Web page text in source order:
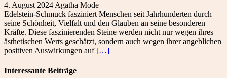
4. August 2024 Agatha Mode
Edelstein-Schmuck fasziniert Menschen seit Jahrhunderten durch
seine Schönheit, Vielfalt und den Glauben an seine besonderen
Kräfte. Diese faszinierenden Steine werden nicht nur wegen ihres
ästhetischen Werts geschätzt, sondern auch wegen ihrer angeblichen
positiven Auswirkungen auf […]
Interessante Beiträge